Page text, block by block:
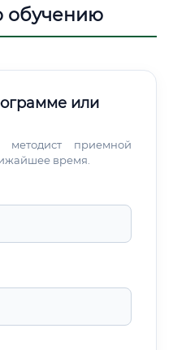
обучению
или
приемной
время.